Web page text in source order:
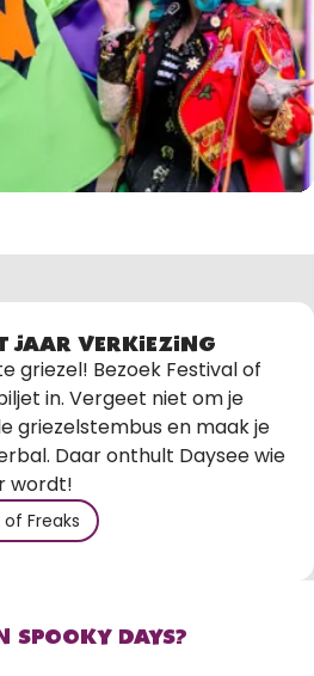
JAAR VERKIEZING
griezel! Bezoek Festival of
in. Vergeet niet om je
griezelstembus en maak je
Daar onthult Daysee wie
wordt!
of Freaks
SPOOKY DAYS?